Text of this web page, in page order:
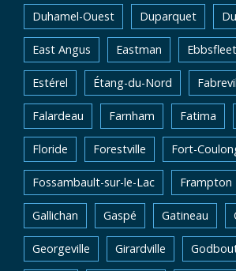
Duhamel-Ouest Duparquet
East Angus Eastman Ebbsfleet
Estérel Étang-du-Nord
Falardeau Farnham Fatima
Floride Forestville Fort-
Fossambault-sur-le-Lac Frampton
Gallichan Gaspé Gatineau
Georgeville Girardville